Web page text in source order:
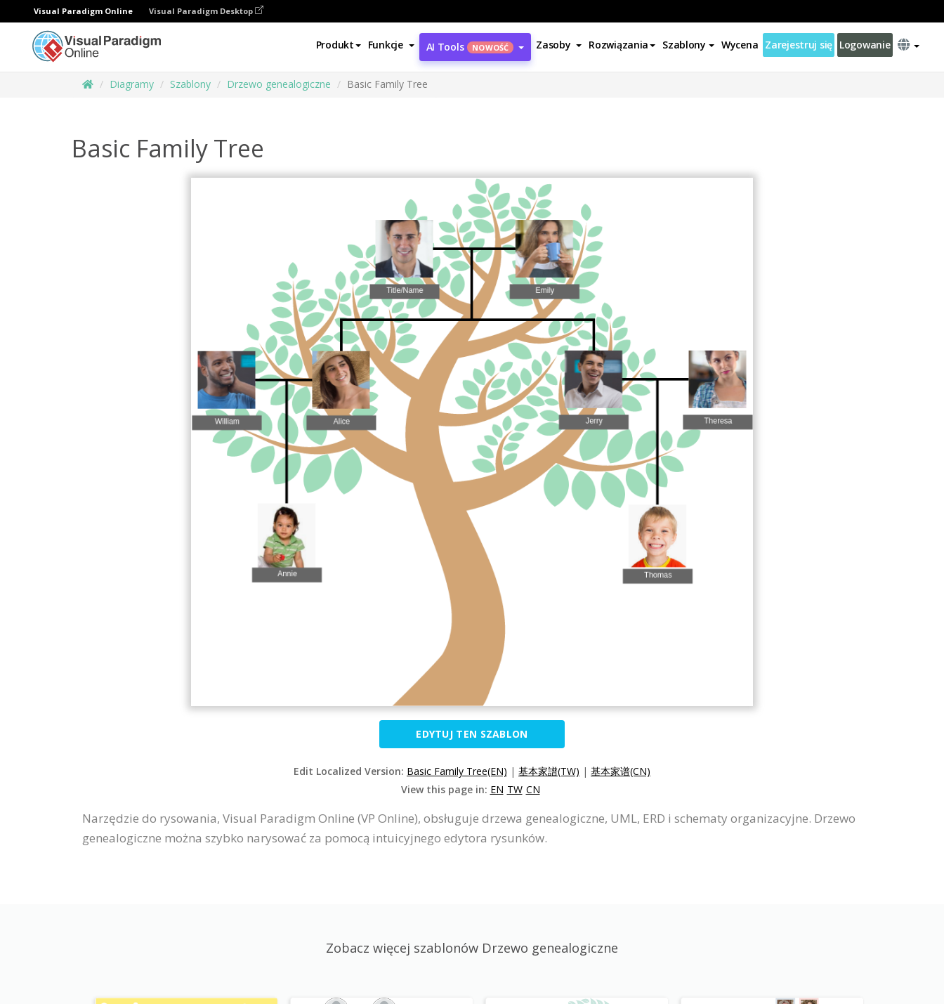
Visual Paradigm Online Visual Paradigm Desktop
Produkt Funkcje AI Tools NOWOŚĆ Zasoby Rozwiązania Szablony Wycena Zarejestruj się Logowanie
Diagramy Szablony Drzewo genealogiczne Basic Family Tree
Basic Family Tree
EDYTUJ TEN SZABLON
Edit Localized Version: Basic Family Tree(EN) | 基本家譜(TW) | 基本家谱(CN)
View this page in: EN TW CN
Narzędzie do rysowania, Visual Paradigm Online (VP Online), obsługuje drzewa genealogiczne, UML, ERD i schematy organizacyjne. Drzewo
genealogiczne można szybko narysować za pomocą intuicyjnego edytora rysunków.
Zobacz więcej szablonów Drzewo genealogiczne